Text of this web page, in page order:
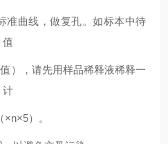
准曲线，做复孔。如标本中待
值
），请先用样品稀释液稀释一
计
）。